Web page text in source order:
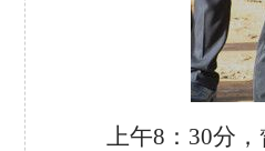
上午8：30分